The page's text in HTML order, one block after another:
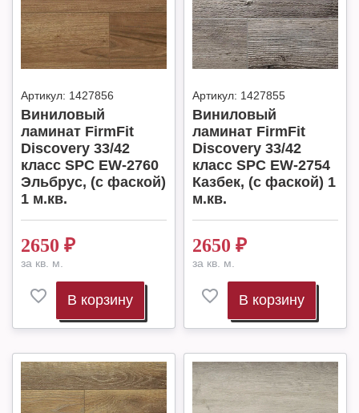
Артикул: 1427856
Виниловый
ламинат FirmFit
Discovery 33/42
класс SPC EW-2760
Эльбрус, (с фаской)
1 м.кв.
2650 ₽
за кв. м.
В корзину
Артикул: 1427855
Виниловый
ламинат FirmFit
Discovery 33/42
класс SPC EW-2754
Казбек, (с фаской) 1
м.кв.
2650 ₽
за кв. м.
В корзину